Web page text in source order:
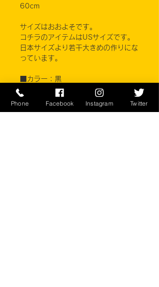
60cm
サイズはおおよそです。
コチラのアイテムはUSサイズです。
日本サイズより若干大きめの作りにな
っています。
■カラー：黒
■素材：ポリエステル 65%、コット
Phone Facebook Instagram Twitter